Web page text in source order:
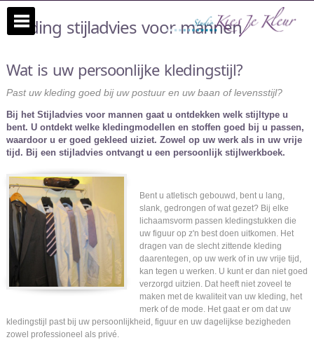
Kleding stijladvies voor mannen
Wat is uw persoonlijke kledingstijl?
Past uw kleding goed bij uw postuur en uw baan of levensstijl?
Bij het Stijladvies voor mannen gaat u ontdekken welk stijltype u
bent. U ontdekt welke kledingmodellen en stoffen goed bij u passen,
waardoor u er goed gekleed uiziet. Zowel op uw werk als in uw vrije
tijd. Bij een stijladvies ontvangt u een persoonlijk stijlwerkboek.
Bent u atletisch gebouwd, bent u lang,
slank, gedrongen of wat gezet? Bij elke
lichaamsvorm passen kledingstukken die
uw figuur op z'n best doen uitkomen. Het
dragen van de slecht zittende kleding
daarentegen, op uw werk of in uw vrije tijd,
kan tegen u werken. U kunt er dan niet goed
verzorgd uitzien. Dat heeft niet zoveel te
maken met de kwaliteit van uw kleding, het
merk of de mode. Het gaat er om dat uw
kledingstijl past bij uw persoonlijkheid, figuur en uw dagelijkse bezigheden
zowel professioneel als privé.